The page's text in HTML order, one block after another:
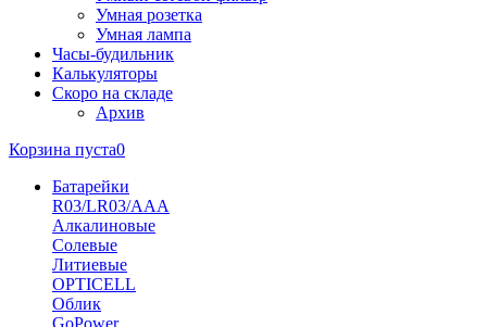
Умная розетка
Умная лампа
Часы-будильник
Калькуляторы
Скоро на складе
Архив
Корзина пуста0
Батарейки
R03/LR03/AAA
Алкалиновые
Солевые
Литиевые
OPTICELL
Облик
GoPower